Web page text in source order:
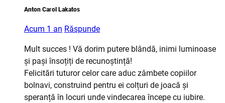
Anton Carol Lakatos
Acum 1 an Răspunde
Mult succes ! Vă dorim putere blândă, inimi luminoase
și pași însoțiți de recunoștință!
Felicitări tuturor celor care aduc zâmbete copiilor
bolnavi, construind pentru ei colțuri de joacă și
speranță în locuri unde vindecarea începe cu iubire.